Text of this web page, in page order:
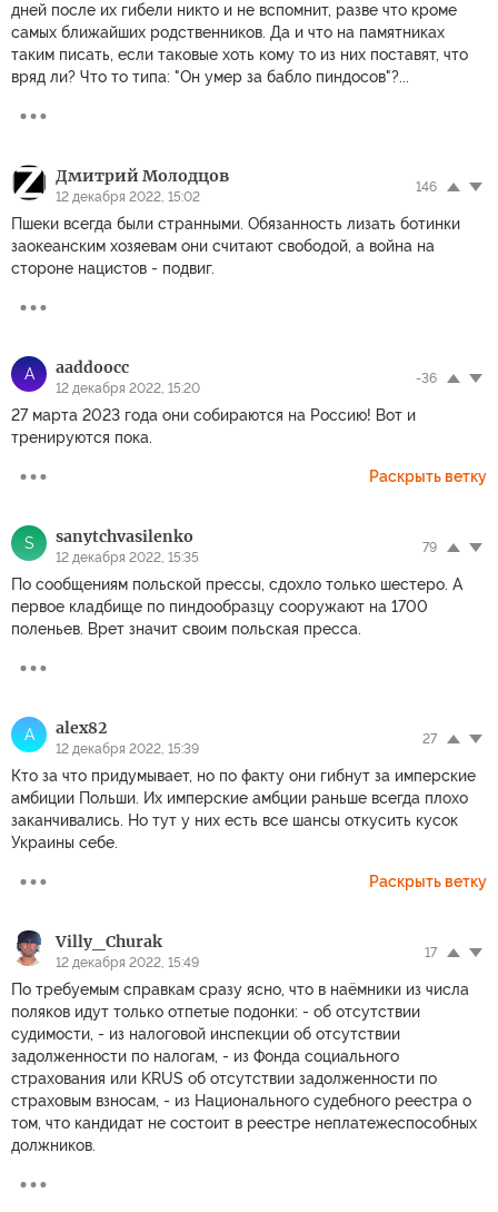
дней после их гибели никто и не вспомнит, разве что кроме
самых ближайших родственников. Да и что на памятниках
таким писать, если таковые хоть кому то из них поставят, что
вряд ли? Что то типа: "Он умер за бабло пиндосов"?...
Дмитрий Молодцов
12 декабря 2022, 15:02
146
Пшеки всегда были странными. Обязанность лизать ботинки
заокеанским хозяевам они считают свободой, а война на
стороне нацистов - подвиг.
A aaddoocc
12 декабря 2022, 15:20
-36
27 марта 2023 года они собираются на Россию! Вот и
тренируются пока.
Раскрыть ветку
S sanytchvasilenko
12 декабря 2022, 15:35
79
По сообщениям польской прессы, сдохло только шестеро. А
первое кладбище по пиндообразцу сооружают на 1700
поленьев. Врет значит своим польская пресса.
A alex82
12 декабря 2022, 15:39
27
Кто за что придумывает, но по факту они гибнут за имперские
амбиции Польши. Их имперские амбции раньше всегда плохо
заканчивались. Но тут у них есть все шансы откусить кусок
Украины себе.
Раскрыть ветку
Villy_Churak
12 декабря 2022, 15:49
17
По требуемым справкам сразу ясно, что в наёмники из числа
поляков идут только отпетые подонки: - об отсутствии
судимости, - из налоговой инспекции об отсутствии
задолженности по налогам, - из Фонда социального
страхования или KRUS об отсутствии задолженности по
страховым взносам, - из Национального судебного реестра о
том, что кандидат не состоит в реестре неплатежеспособных
должников.